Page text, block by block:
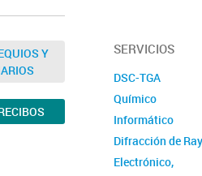
Y
SERVICIOS
DSC-TGA
Químico
Informático
Difracción de
Electrónico,